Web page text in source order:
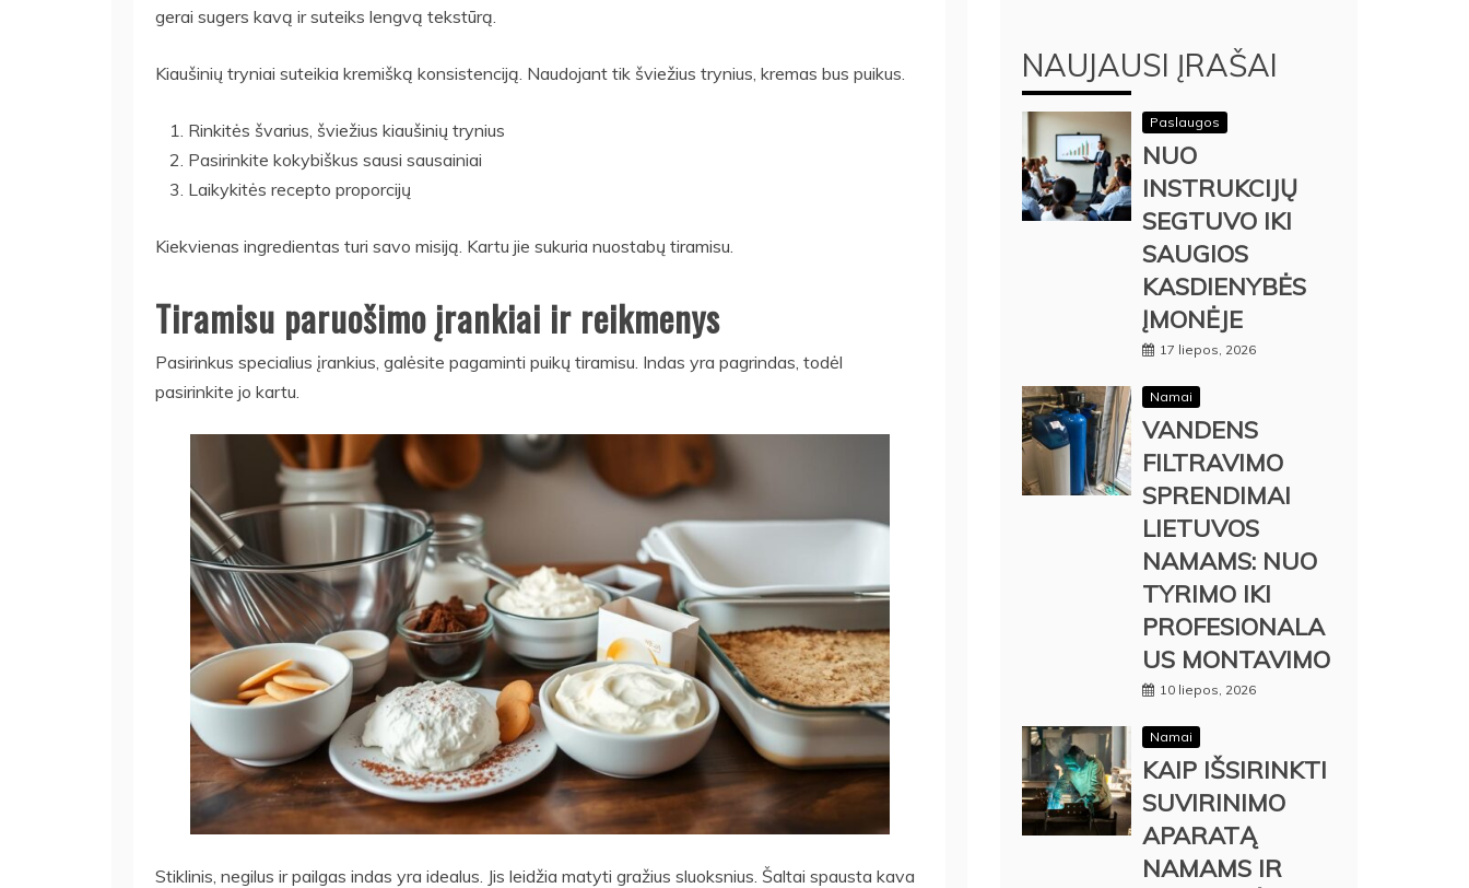
gerai sugers kavą ir suteiks lengvą tekstūrą.
Kiaušinių tryniai suteikia kremišką konsistenciją. Naudojant tik šviežius trynius, kremas bus puikus.
Rinkitės švarius, šviežius kiaušinių trynius
Pasirinkite kokybiškus sausi sausainiai
Laikykitės recepto proporcijų
Kiekvienas ingredientas turi savo misiją. Kartu jie sukuria nuostabų tiramisu.
Tiramisu paruošimo įrankiai ir reikmenys
Pasirinkus specialius įrankius, galėsite pagaminti puikų tiramisu. Indas yra pagrindas, todėl
pasirinkite jo kartu.
Stiklinis, negilus ir pailgas indas yra idealus. Jis leidžia matyti gražius sluoksnius. Šaltai spausta kava
NAUJAUSI ĮRAŠAI
Paslaugos
NUO
INSTRUKCIJŲ
SEGTUVO IKI
SAUGIOS
KASDIENYBĖS
ĮMONĖJE
17 liepos, 2026
Namai
VANDENS
FILTRAVIMO
SPRENDIMAI
LIETUVOS
NAMAMS: NUO
TYRIMO IKI
PROFESIONALA
US MONTAVIMO
10 liepos, 2026
Namai
KAIP IŠSIRINKTI
SUVIRINIMO
APARATĄ
NAMAMS IR